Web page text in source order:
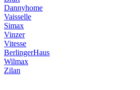
Dannyhome
Vaisselle
Simax
Vinzer
Vitesse
BerlingerHaus
Wilmax
Zilan